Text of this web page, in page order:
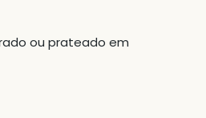
ou prateado em